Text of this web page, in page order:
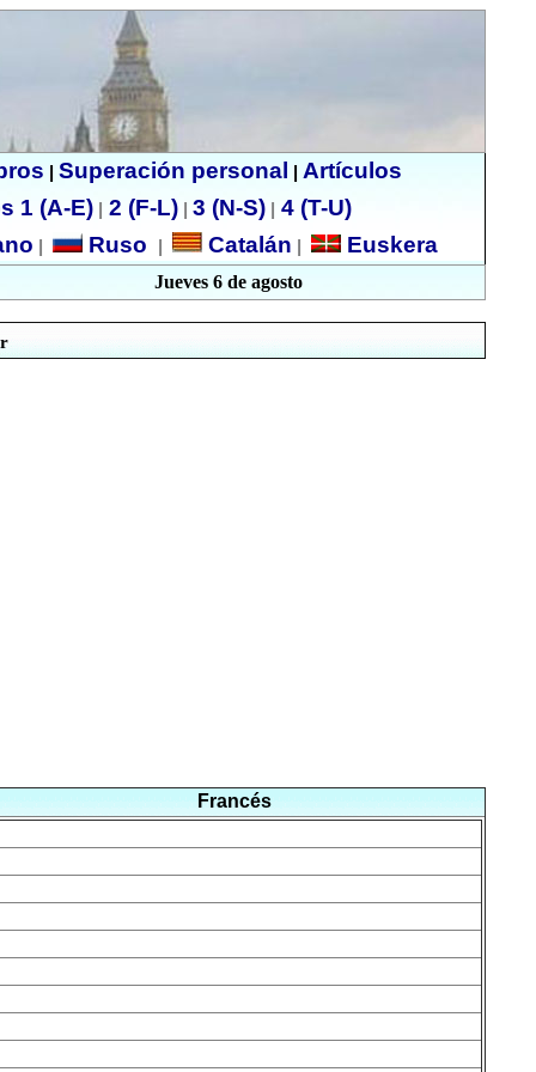
Superación personal
Artículos
1 (A-E) 2 (F-L) 3 (N-S)
4 (T-U)
Ruso Catalán Euskera
Jueves 6 de agosto
Francés